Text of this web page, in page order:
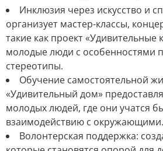
Инклюзия через искусство и
организует мастер-классы,
такие как проект «Удивительные
молодые люди с особенностями
стереотипы.
Обучение самостоятельной
«Удивительный дом»
молодых людей, где они учатся
взаимодействию с окружающими.
Волонтерская поддержка: